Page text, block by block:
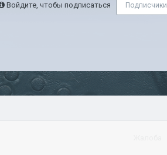
Войдите, чтобы подписаться Подписчики